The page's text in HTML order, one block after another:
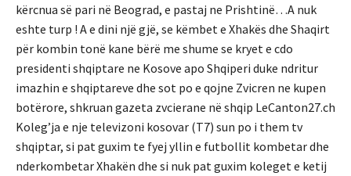
kërcnua së pari në Beograd, e pastaj ne Prishtinë…A nuk
eshte turp ! A e dini një gjë, se këmbet e Xhakës dhe Shaqirt
për kombin tonë kane bërë me shume se kryet e cdo
presidenti shqiptare ne Kosove apo Shqiperi duke ndritur
imazhin e shqiptareve dhe sot po e qojne Zvicren ne kupen
botërore, shkruan gazeta zvcierane në shqip LeCanton27.ch
Koleg’ja e nje televizoni kosovar (T7) sun po i them tv
shqiptar, si pat guxim te fyej yllin e futbollit kombetar dhe
nderkombetar Xhakën dhe si nuk pat guxim koleget e ketij